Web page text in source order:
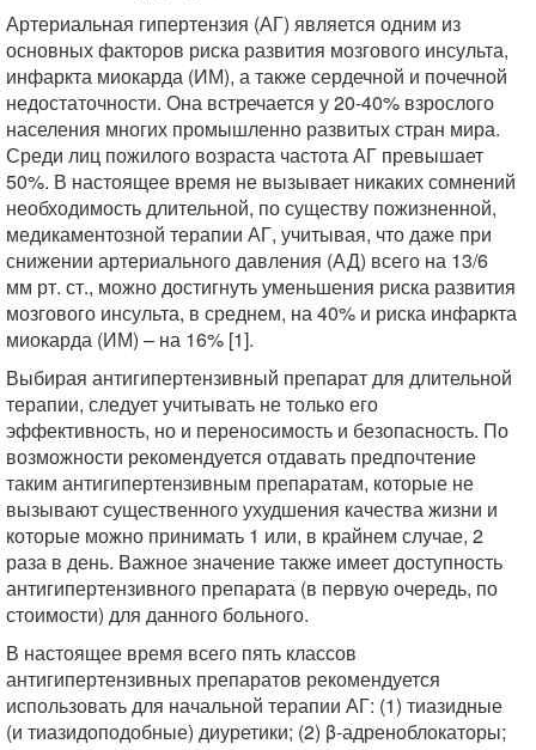
Артериальная гипертензия (АГ) является одним из
основных факторов риска развития мозгового инсульта,
инфаркта миокарда (ИМ), а также сердечной и почечной
недостаточности. Она встречается у 20-40% взрослого
населения многих промышленно развитых стран мира.
Среди лиц пожилого возраста частота АГ превышает
50%. В настоящее время не вызывает никаких сомнений
необходимость длительной, по существу пожизненной,
медикаментозной терапии АГ, учитывая, что даже при
снижении артериального давления (АД) всего на 13/6
мм рт. ст., можно достигнуть уменьшения риска развития
мозгового инсульта, в среднем, на 40% и риска инфаркта
миокарда (ИМ) – на 16% [1].
Выбирая антигипертензивный препарат для длительной
терапии, следует учитывать не только его
эффективность, но и переносимость и безопасность. По
возможности рекомендуется отдавать предпочтение
таким антигипертензивным препаратам, которые не
вызывают существенного ухудшения качества жизни и
которые можно принимать 1 или, в крайнем случае, 2
раза в день. Важное значение также имеет доступность
антигипертензивного препарата (в первую очередь, по
стоимости) для данного больного.
В настоящее время всего пять классов
антигипертензивных препаратов рекомендуется
использовать для начальной терапии АГ: (1) тиазидные
(и тиазидоподобные) диуретики; (2) β-адреноблокаторы;